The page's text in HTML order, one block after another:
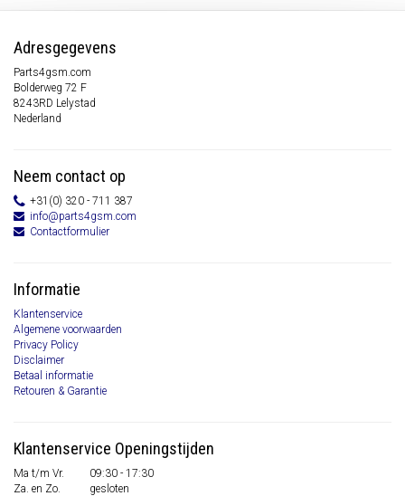
Adresgegevens
Parts4gsm.com
Bolderweg 72 F
8243RD Lelystad
Nederland
Neem contact op
+31(0) 320 - 711 387
info@parts4gsm.com
Contactformulier
Informatie
Klantenservice
Algemene voorwaarden
Privacy Policy
Disclaimer
Betaal informatie
Retouren & Garantie
Klantenservice Openingstijden
Ma t/m Vr.
09:30 - 17:30
Za. en Zo.
gesloten